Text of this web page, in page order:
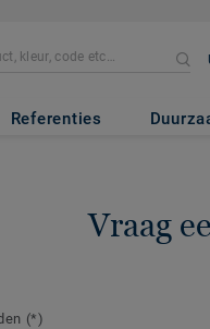
Referenties
Vraag
(*)